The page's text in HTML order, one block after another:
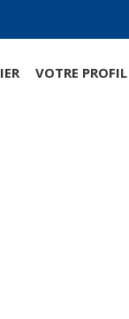
VOTRE PROFIL